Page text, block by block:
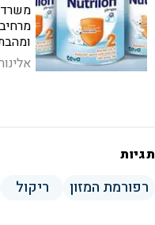
משרד
תגיות
רפורמת המזון ריקול